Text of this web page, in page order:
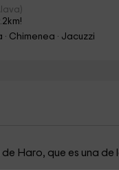
Chimenea · Jacuzzi
Haro, que es una